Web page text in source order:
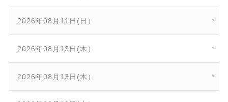
2026年08月11日(日）
2026年08月13日(木）
2026年08月13日(木）